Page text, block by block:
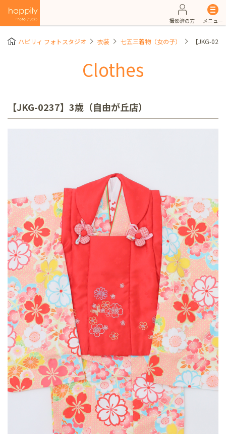
撮影済の方 メニュー
ハピリィ フォトスタジオ 衣装 七五三着物（女の子） 【JKG-
Clothes
【JKG-0237】3歳（自由が丘店）